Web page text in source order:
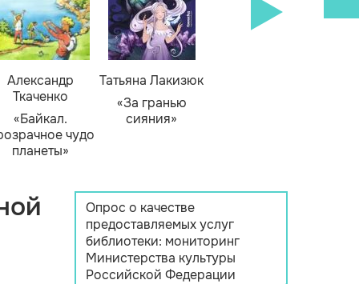
Александр
Ткаченко
«Байкал.
чудо
планеты»
Татьяна Лакизюк
«За гранью
сияния»
Опрос о качестве
предоставляемых услуг
библиотеки: мониторинг
Министерства культуры
Российской Федерации